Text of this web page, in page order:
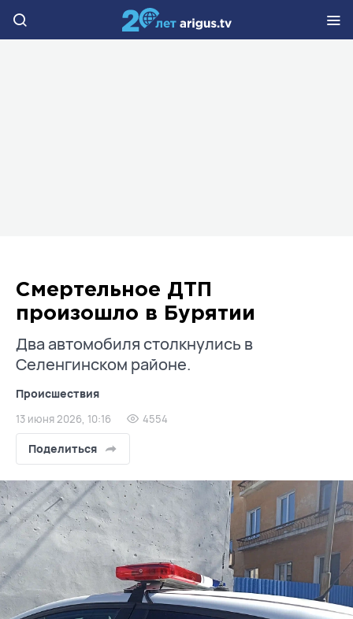
Смертельное ДТП
произошло в Бурятии
Два автомобиля столкнулись в
Селенгинском районе.
Происшествия
13 июня 2026, 10:16 4554
Поделиться